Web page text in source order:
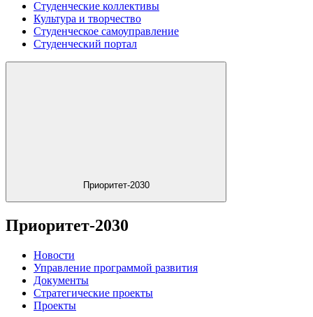
Студенческие коллективы
Культура и творчество
Студенческое самоуправление
Студенческий портал
Приоритет-2030
Приоритет-2030
Новости
Управление программой развития
Документы
Стратегические проекты
Проекты